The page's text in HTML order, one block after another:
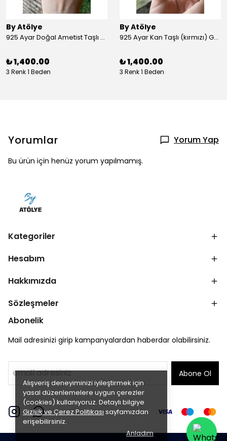
Alışveriş deneyiminizi iyileştirmek için
yasal düzenlemelere uygun çerezler
(cookies) kullanıyoruz. Detaylı bilgiye
Gizlilik ve Çerez Politikası sayfamızdan
erişebilirsiniz.
Anladım
By Atölye
925 Ayar Doğal Ametist Taşlı Yuvarlak Gümüş Yüzük
₺ 1,400.00
3 Renk 1 Beden
By Atölye
925 Ayar Kan Taşlı (kırmızı) Gümüş Yüzük
₺ 1,400.00
3 Renk 1 Beden
Yorumlar Yorum Yap
Bu ürün için henüz yorum yapılmamış.
Kategoriler
Hesabım
Hakkımızda
Sözleşmeler
Abonelik
Mail adresinizi girip kampanyalardan haberdar olabilirsiniz.
Abone Ol